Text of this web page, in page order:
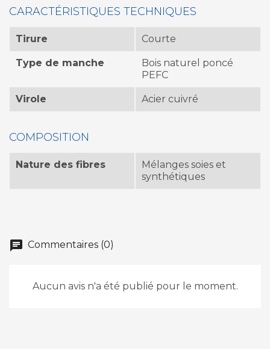
CARACTÉRISTIQUES TECHNIQUES
Tirure Courte
Type de manche
Bois naturel poncé
PEFC
Virole Acier cuivré
COMPOSITION
Nature des fibres
Mélanges soies et
synthétiques
chat Commentaires (0)
Aucun avis n'a été publié pour le moment.